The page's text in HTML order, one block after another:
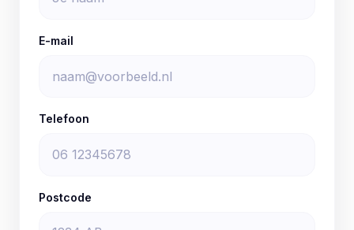
E-mail
Telefoon
Postcode